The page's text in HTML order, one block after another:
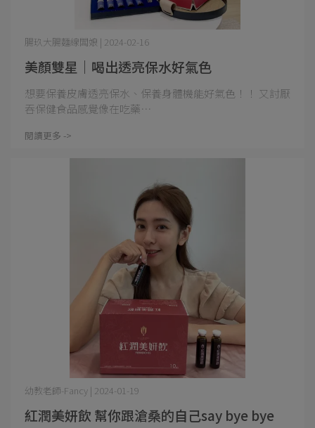
美顏雙星｜喝出透亮保水好氣色
腸玖大腸麵線闆娘 | 2024-02-16
想要保養皮膚透亮保水、保養身體機能好氣色！！ 又討厭
吞保健食品感覺像在吃藥⋯
閱讀更多 ->
紅潤美妍飲 幫你跟滄桑的自己say bye bye
幼教老師-Fancy | 2024-01-19